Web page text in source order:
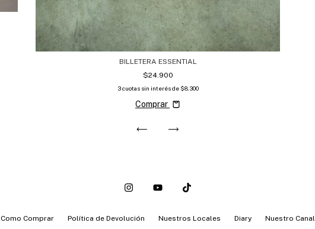
BILLETERA ESSENTIAL
$24.900
3 cuotas sin interés de $8.300
Comprar
Como Comprar Política de Devolución Nuestros Locales Diary Nuestro Canal